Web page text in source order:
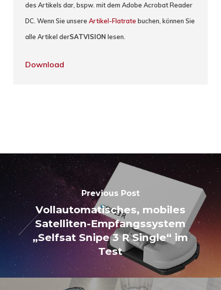
des Artikels dar, bspw. mit dem Adobe Acrobat Reader
DC. Wenn Sie unsereArtikel-Flatrate buchen, können Sie
alle Artikel derSATVISION lesen.
Download
Previous Post
Vollautomatisches, mobiles
Satelliten-­Empfangssystem
„Selfsat Snipe 3 R Single“ im
Test